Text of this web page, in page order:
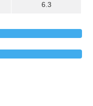
6.3